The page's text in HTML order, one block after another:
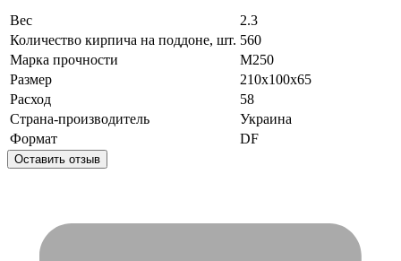
Вес
2.3
Количество кирпича на поддоне, шт. 560
Марка прочности
М250
Размер
210x100x65
Расход
58
Страна-производитель
Украина
Формат
DF
Оставить отзыв